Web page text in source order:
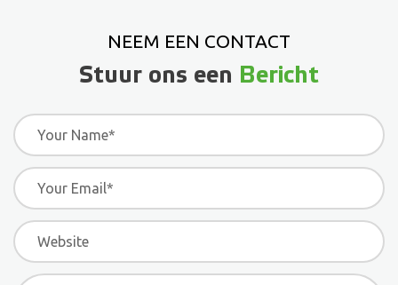
NEEM EEN CONTACT
Stuur ons een Bericht